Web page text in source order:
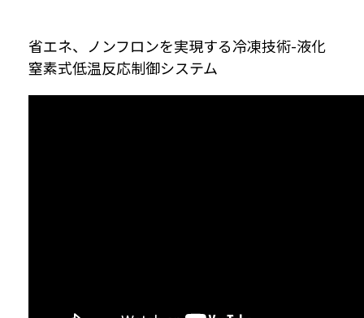
省エネ、ノンフロンを実現する冷凍技術-液化
窒素式低温反応制御システム